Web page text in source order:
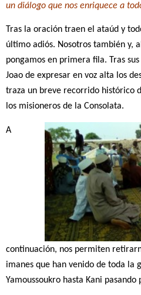
un diálogo que nos enriquece a
Tras la oración traen el ataúd y
último adiós. Nosotros también y,
pongamos en primera fila. Tras
Joao de expresar en voz alta los
traza un breve recorrido histórico
los misioneros de la Consolata.
A
continuación, nos permiten
imanes que han venido de toda la
Yamoussoukro hasta Kani pasando